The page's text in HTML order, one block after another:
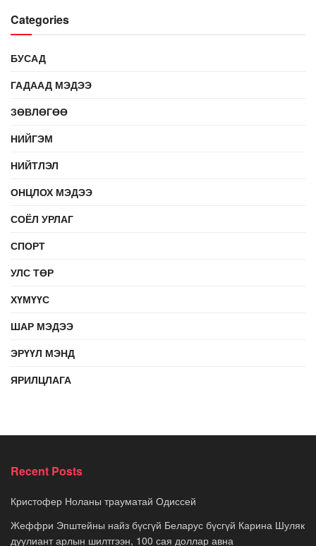
Categories
БУСАД
ГАДААД МЭДЭЭ
ЗӨВЛӨГӨӨ
НИЙГЭМ
НИЙТЛЭЛ
ОНЦЛОХ МЭДЭЭ
СОЁЛ УРЛАГ
СПОРТ
УЛС ТӨР
ХҮМҮҮС
ШАР МЭДЭЭ
ЭРҮҮЛ МЭНД
ЯРИЛЦЛАГА
Recent Posts
Кристофер Ноланы трауматай Одиссей
Жеффри Эпштейны найз бүсгүй Беларус бүсгүй Карина Шуляк
дуулиант арлын шилтгээн, 100 сая доллар авна